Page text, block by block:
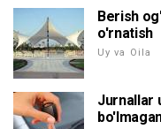
Berish
o'rnatish
Uy va Oila
Jurnallar